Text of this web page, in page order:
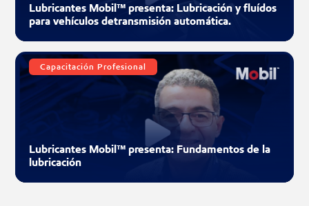
Lubricantes Mobil™ presenta: Lubricación y fluídos
para vehículos detransmisión automática.
Capacitación Profesional
Lubricantes Mobil™ presenta: Fundamentos de la
lubricación